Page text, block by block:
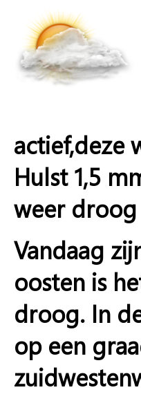
actief,deze
Hulst 1,5
weer
Vandaag
oosten is
droog. In
op een